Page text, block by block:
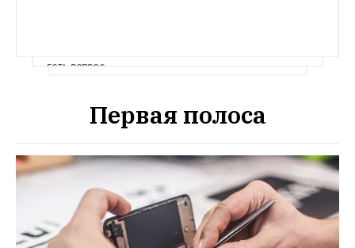
ЕСТЬ ВОПРОС
с помощью экспертов отвечать на самые
странные и неожиданные вопросы
современности
Первая полоса